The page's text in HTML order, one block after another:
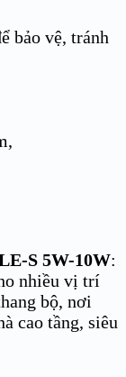
bảo vệ, tránh
S 5W-10W:
nhiều vị trí
bộ, nơi
cao tầng, siêu